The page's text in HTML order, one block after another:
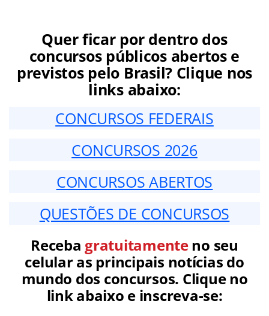
Quer ficar por dentro dos
concursos públicos abertos e
previstos pelo Brasil? Clique nos
links abaixo:
CONCURSOS FEDERAIS
CONCURSOS 2026
CONCURSOS ABERTOS
QUESTÕES DE CONCURSOS
Receba gratuitamenteno seu
celular as principais notícias do
mundo dos concursos. Clique no
link abaixo e inscreva-se: